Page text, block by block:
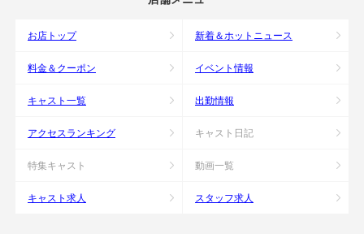
お店トップ 新着＆ホットニュース
料金＆クーポン イベント情報
キャスト一覧 出勤情報
アクセスランキング キャスト日記
特集キャスト 動画一覧
キャスト求人 スタッフ求人